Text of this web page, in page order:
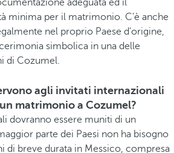
adeguata ed il
minima per il matrimonio. C'è anche
nel proprio Paese d'origine,
simbolica in una delle
di Cozumel.
agli invitati internazionali
matrimonio a Cozumel?
dovranno essere muniti di un
parte dei Paesi non ha bisogno
di breve durata in Messico, compresa